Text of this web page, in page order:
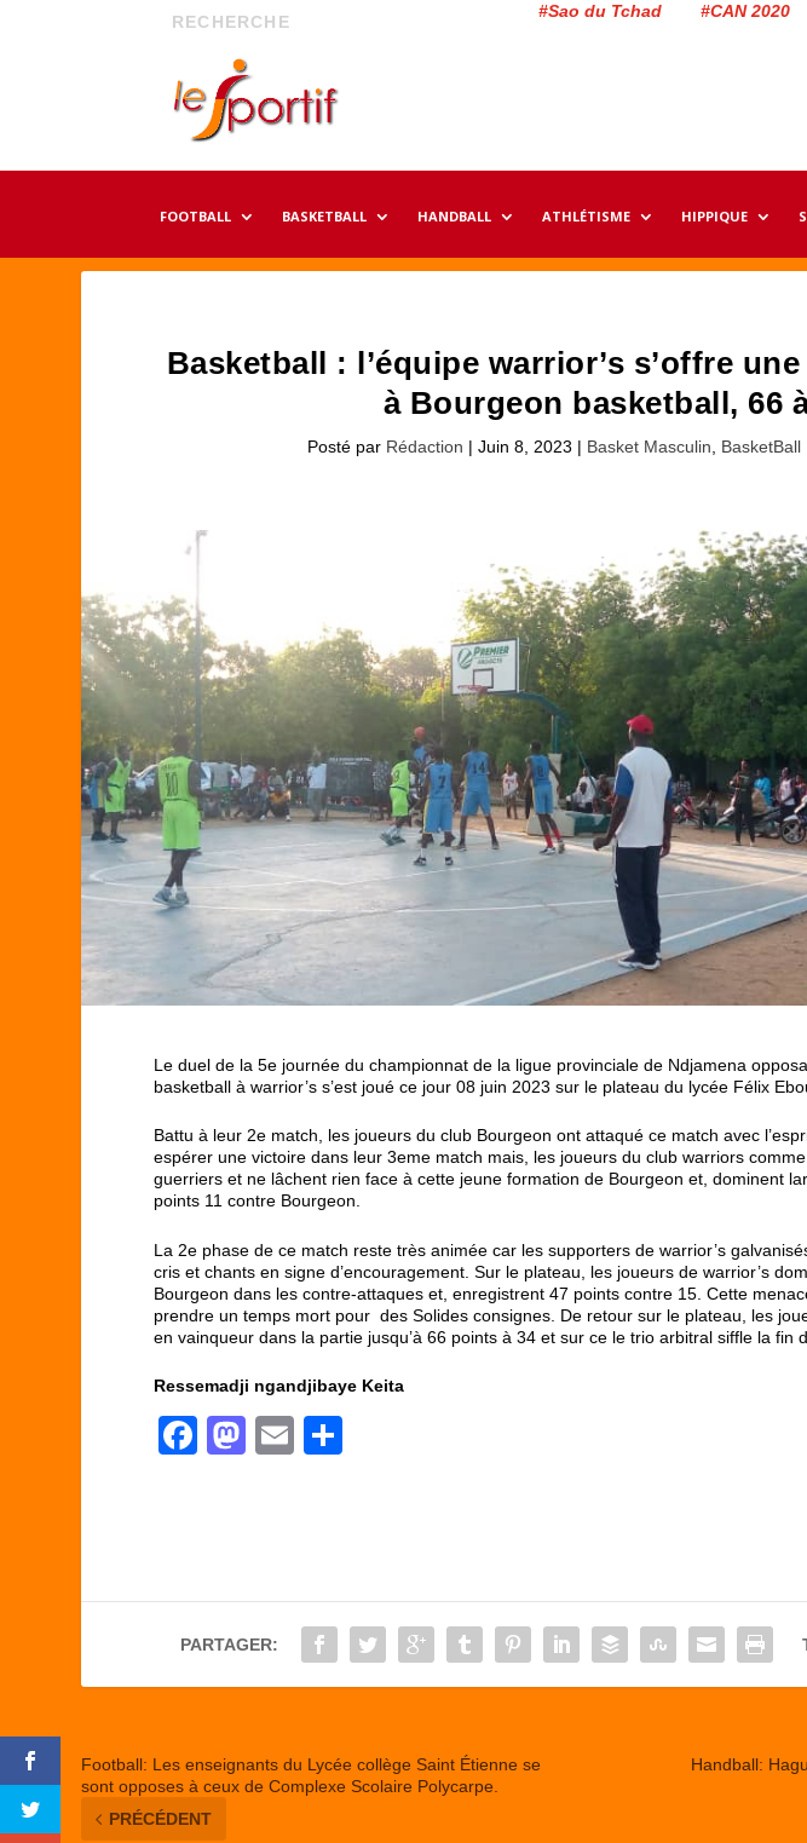
#Sao du Tchad #CAN
FOOTBALL BASKETBALL HANDBALL ATHLÉTISME HIPPIQUE
Basketball : l’équipe warrior’s s’offre
à Bourgeon basketball, 66
Posté par Rédaction | Juin 8, 2023 | Basket Masculin BasketBall
Le duel de la 5e journée du championnat de la ligue provinciale de Ndjamena
basketball à warrior’s s’est joué ce jour 08 juin 2023 sur le plateau du lycée Félix
Battu à leur 2e match, les joueurs du club Bourgeon ont attaqué ce match avec
espérer une victoire dans leur 3eme match mais, les joueurs du club warriors
guerriers et ne lâchent rien face à cette jeune formation de Bourgeon et, dominent
points 11 contre Bourgeon.
La 2e phase de ce match reste très animée car les supporters de warrior’s
cris et chants en signe d’encouragement. Sur le plateau, les joueurs de warrior’s
Bourgeon dans les contre-attaques et, enregistrent 47 points contre 15. Cette
prendre un temps mort pour des Solides consignes. De retour sur le plateau, les
en vainqueur dans la partie jusqu’à 66 points à 34 et sur ce le trio arbitral siffle la fin
Ressemadji ngandjibaye Keita
F
b
o
M
d
o
E
er
PARTAGER:
Football: Les enseignants du Lycée collège Saint Étienne se
sont opposes à ceux de Complexe Scolaire Polycarpe.
PRÉCÉDENT
Handball: